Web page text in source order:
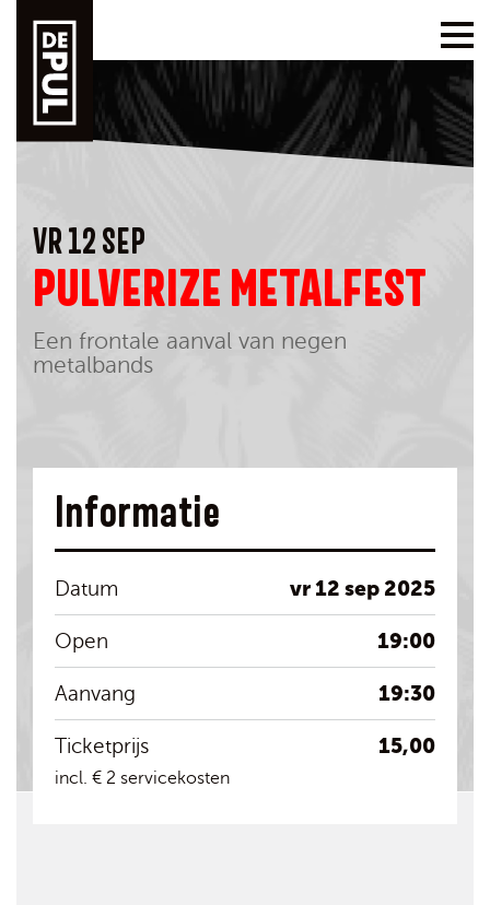
VR 12 SEP
PULVERIZE METALFEST
Een frontale aanval van negen
metalbands
Informatie
Datum vr 12 sep 2025
Open 19:00
Aanvang 19:30
Ticketprijs 15,00
incl. € 2 servicekosten